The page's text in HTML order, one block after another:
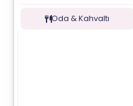
Oda & Kahvaltı